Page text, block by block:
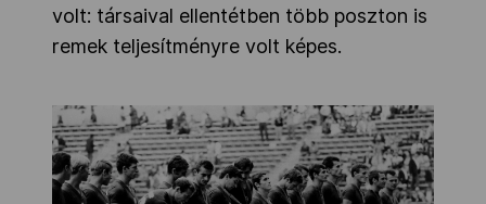
volt: társaival ellentétben több poszton is
remek teljesítményre volt képes.